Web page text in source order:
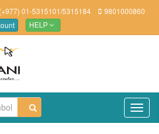
(+977) 01-5315101/5315184 9801000860
HELP